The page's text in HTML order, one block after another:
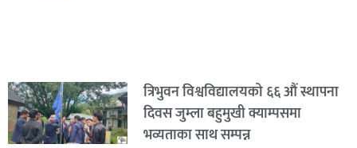
त्रिभुवन विश्वविद्यालयको ६६ औं स्थापना
दिवस जुम्ला बहुमुखी क्याम्पसमा
भव्यताका साथ सम्पन्न